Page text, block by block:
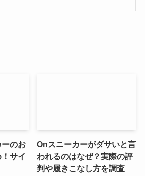
ーのお
サイ
Onスニーカーがダサいと言
われるのはなぜ？実際の評
判や履きこなし方を調査